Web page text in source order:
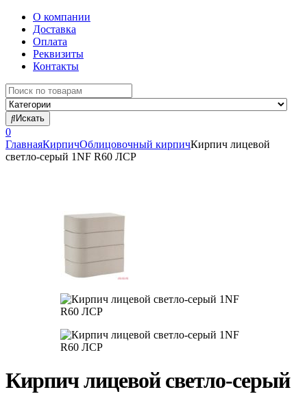
О компании
Доставка
Оплата
Реквизиты
Контакты
Search
for:
Искать
0
ГлавнаяКирпичОблицовочный кирпичКирпич лицевой
светло-серый 1NF R60 ЛСР
Кирпич лицевой светло-серый